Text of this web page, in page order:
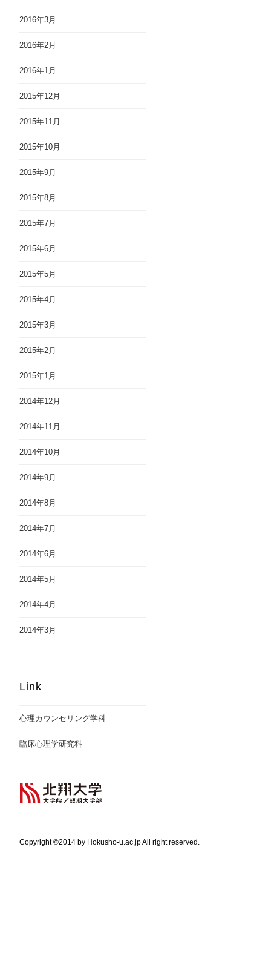
2016年3月
2016年2月
2016年1月
2015年12月
2015年11月
2015年10月
2015年9月
2015年8月
2015年7月
2015年6月
2015年5月
2015年4月
2015年3月
2015年2月
2015年1月
2014年12月
2014年11月
2014年10月
2014年9月
2014年8月
2014年7月
2014年6月
2014年5月
2014年4月
2014年3月
Link
心理カウンセリング学科
臨床心理学研究科
Copyright ©2014 by Hokusho-u.ac.jp All right reserved.